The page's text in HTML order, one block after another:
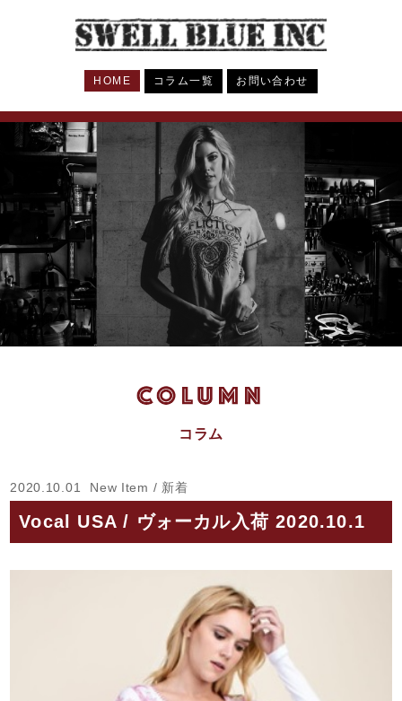
HOME コラム一覧 お問い合わせ
コラム
2020.10.01 New Item / 新着
Vocal USA / ヴォーカル入荷 2020.10.1